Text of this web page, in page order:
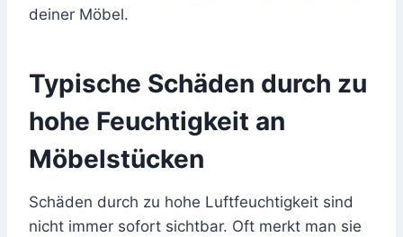
deiner Möbel.
Typische Schäden durch zu
hohe Feuchtigkeit an
Möbelstücken
Schäden durch zu hohe Luftfeuchtigkeit sind
nicht immer sofort sichtbar. Oft merkt man sie